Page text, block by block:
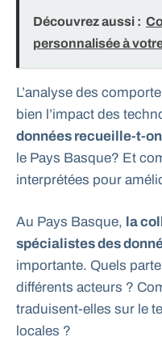
Découvrez aussi :
personnalisée à
L’analyse des
bien l’impact des
données recueille-t-on
le Pays Basque? Et
interprétées pour
Au Pays Basque, la
spécialistes des
importante. Quels
différents acteurs ?
traduisent-elles sur le
locales ?